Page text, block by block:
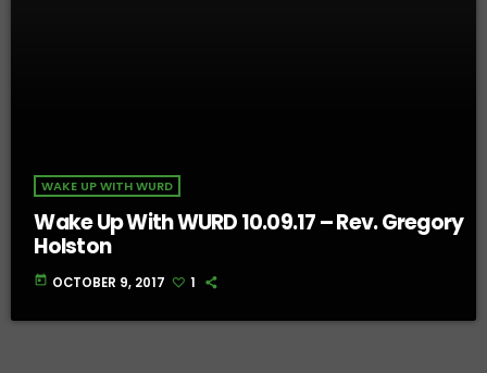
WAKE UP WITH WURD
Wake Up With WURD 10.09.17 – Rev. Gregory
Holston
today OCTOBER 9, 2017 1